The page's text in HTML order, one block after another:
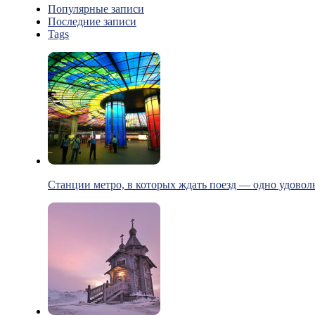
Популярные записи
Последние записи
Tags
Станции метро, в которых ждать поезд — одно